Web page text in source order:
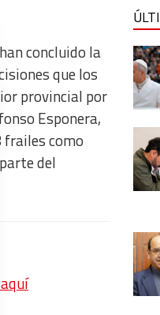
han concluido la
que los
provincial por
Esponera,
frailes como
del